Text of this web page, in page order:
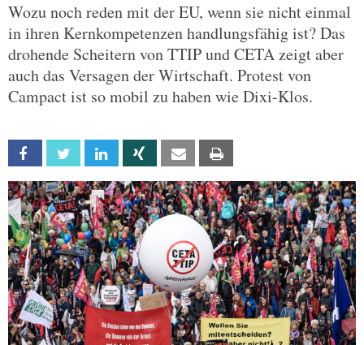
Wozu noch reden mit der EU, wenn sie nicht einmal
in ihren Kernkompetenzen handlungsfähig ist? Das
drohende Scheitern von TTIP und CETA zeigt aber
auch das Versagen der Wirtschaft. Protest von
Campact ist so mobil zu haben wie Dixi-Klos.
Facebook Twitter Linkedin Xing Email